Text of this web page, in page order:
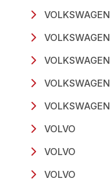
VOLKSWAGEN
VOLKSWAGEN
VOLKSWAGEN
VOLKSWAGEN
VOLKSWAGEN
VOLVO
VOLVO
VOLVO